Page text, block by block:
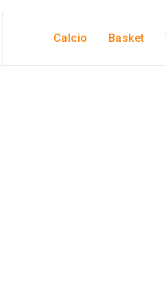
Calcio Basket